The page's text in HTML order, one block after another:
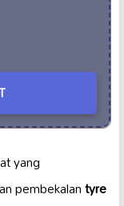
yang
pembekalantyre